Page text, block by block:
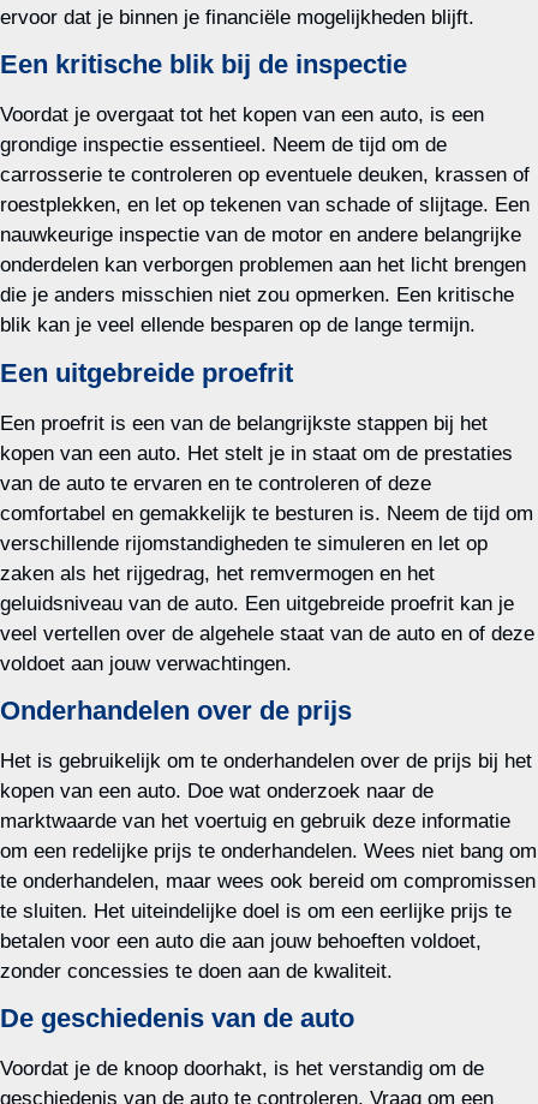
ervoor dat je binnen je financiële mogelijkheden blijft.
Een kritische blik bij de inspectie
Voordat je overgaat tot het kopen van een auto, is een
grondige inspectie essentieel. Neem de tijd om de
carrosserie te controleren op eventuele deuken, krassen of
roestplekken, en let op tekenen van schade of slijtage. Een
nauwkeurige inspectie van de motor en andere belangrijke
onderdelen kan verborgen problemen aan het licht brengen
die je anders misschien niet zou opmerken. Een kritische
blik kan je veel ellende besparen op de lange termijn.
Een uitgebreide proefrit
Een proefrit is een van de belangrijkste stappen bij het
kopen van een auto. Het stelt je in staat om de prestaties
van de auto te ervaren en te controleren of deze
comfortabel en gemakkelijk te besturen is. Neem de tijd om
verschillende rijomstandigheden te simuleren en let op
zaken als het rijgedrag, het remvermogen en het
geluidsniveau van de auto. Een uitgebreide proefrit kan je
veel vertellen over de algehele staat van de auto en of deze
voldoet aan jouw verwachtingen.
Onderhandelen over de prijs
Het is gebruikelijk om te onderhandelen over de prijs bij het
kopen van een auto. Doe wat onderzoek naar de
marktwaarde van het voertuig en gebruik deze informatie
om een redelijke prijs te onderhandelen. Wees niet bang om
te onderhandelen, maar wees ook bereid om compromissen
te sluiten. Het uiteindelijke doel is om een eerlijke prijs te
betalen voor een auto die aan jouw behoeften voldoet,
zonder concessies te doen aan de kwaliteit.
De geschiedenis van de auto
Voordat je de knoop doorhakt, is het verstandig om de
geschiedenis van de auto te controleren. Vraag om een